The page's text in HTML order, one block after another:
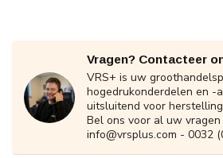
Vragen? Contacteer
VRS+ is uw
hogedrukonderdelen en -
uitsluitend voor
Bel ons voor al uw vragen
info@vrsplus.com - 0032